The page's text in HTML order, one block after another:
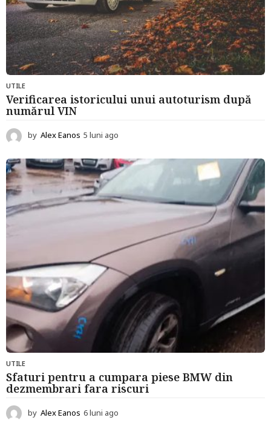
UTILE
Verificarea istoricului unui autoturism după
numărul VIN
by Alex Eanos 5 luni ago
u
n
a
g
UTILE
Sfaturi pentru a cumpara piese BMW din
dezmembrari fara riscuri
by Alex Eanos 6 luni ago